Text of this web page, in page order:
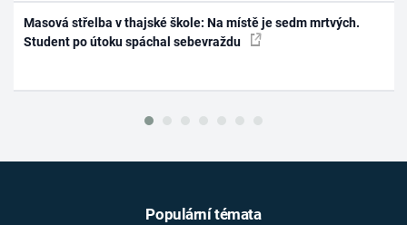
Masová střelba v thajské škole: Na místě je sedm mrtvých.
Student po útoku spáchal sebevraždu
Populární témata